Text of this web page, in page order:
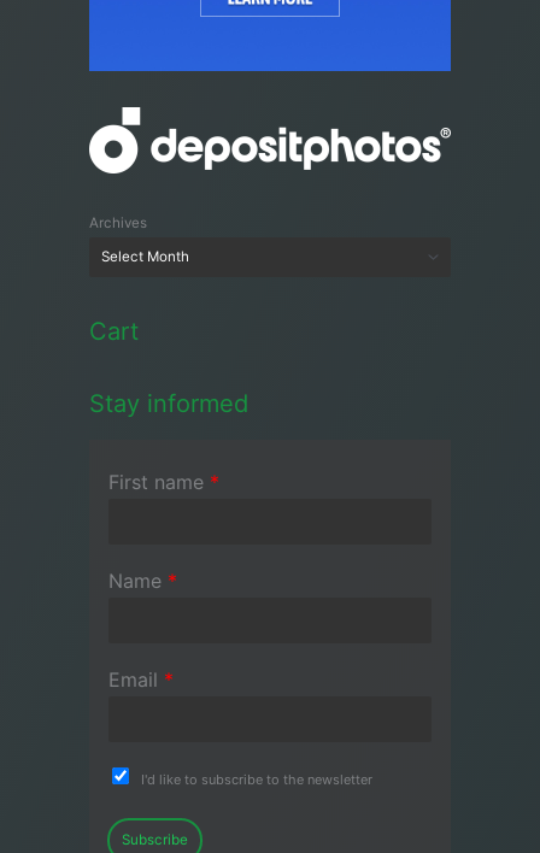
Archives
Cart
Stay informed
First name *
Name *
Email *
I'd like to subscribe to the newsletter
Subscribe